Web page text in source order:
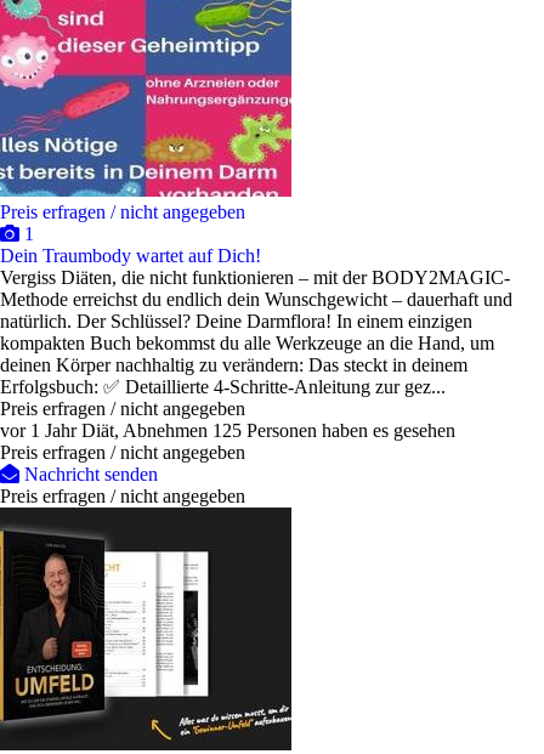
Preis erfragen / nicht angegeben
1
Dein Traumbody wartet auf Dich!
Vergiss Diäten, die nicht funktionieren – mit der BODY2MAGIC-
Methode erreichst du endlich dein Wunschgewicht – dauerhaft und
natürlich. Der Schlüssel? Deine Darmflora! In einem einzigen
kompakten Buch bekommst du alle Werkzeuge an die Hand, um
deinen Körper nachhaltig zu verändern: Das steckt in deinem
Erfolgsbuch: ✅ Detaillierte 4-Schritte-Anleitung zur gez...
Preis erfragen / nicht angegeben
vor 1 Jahr Diät, Abnehmen 125 Personen haben es gesehen
Preis erfragen / nicht angegeben
Nachricht senden
Preis erfragen / nicht angegeben